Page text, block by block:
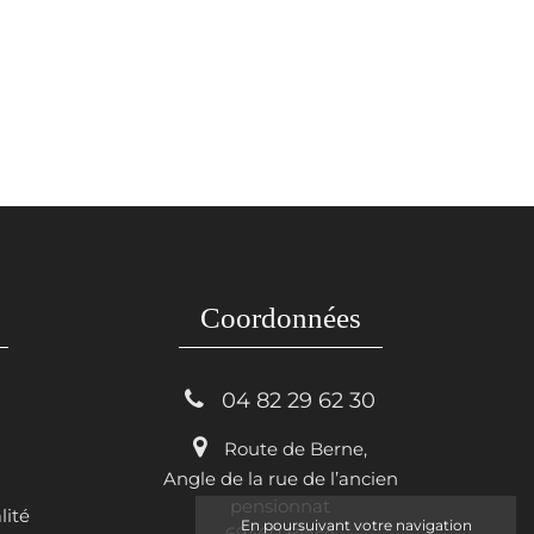
Coordonnées
04 82 29 62 30
Route de Berne,
Angle de la rue de l’ancien
pensionnat
En poursuivant votre navigation